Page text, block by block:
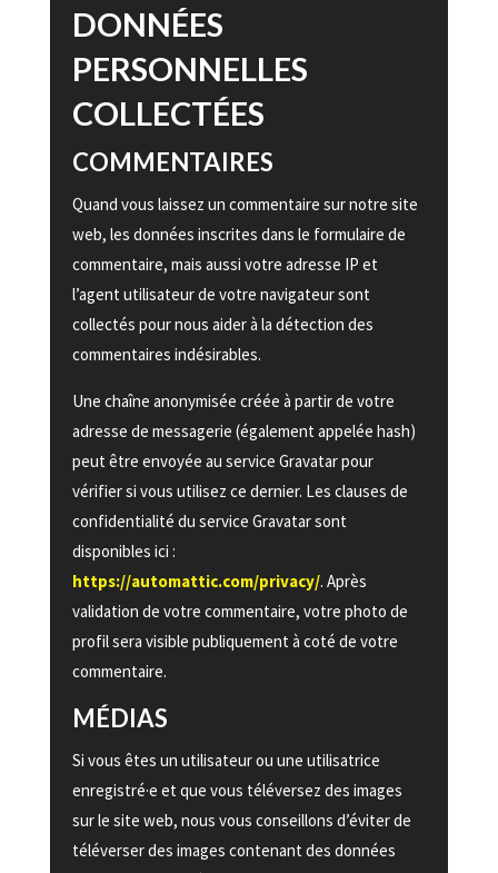
DONNÉES
PERSONNELLES
COLLECTÉES
COMMENTAIRES
Quand vous laissez un commentaire sur notre site
web, les données inscrites dans le formulaire de
commentaire, mais aussi votre adresse IP et
l’agent utilisateur de votre navigateur sont
collectés pour nous aider à la détection des
commentaires indésirables.
Une chaîne anonymisée créée à partir de votre
adresse de messagerie (également appelée hash)
peut être envoyée au service Gravatar pour
vérifier si vous utilisez ce dernier. Les clauses de
confidentialité du service Gravatar sont
disponibles ici :
https://automattic.com/privacy/. Après
validation de votre commentaire, votre photo de
profil sera visible publiquement à coté de votre
commentaire.
MÉDIAS
Si vous êtes un utilisateur ou une utilisatrice
enregistré·e et que vous téléversez des images
sur le site web, nous vous conseillons d’éviter de
téléverser des images contenant des données